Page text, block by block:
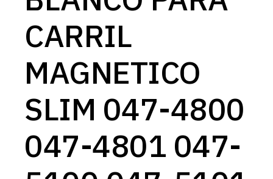
CARRIL
MAGNETICO
SLIM 047-4800
047-4801 047-